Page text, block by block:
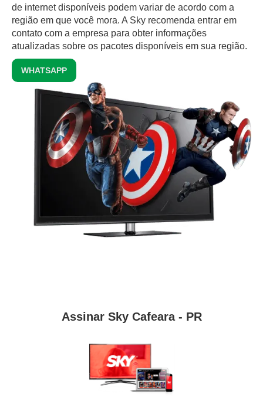
de internet disponíveis podem variar de acordo com a
região em que você mora. A Sky recomenda entrar em
contato com a empresa para obter informações
atualizadas sobre os pacotes disponíveis em sua região.
WHATSAPP
Assinar Sky Cafeara - PR